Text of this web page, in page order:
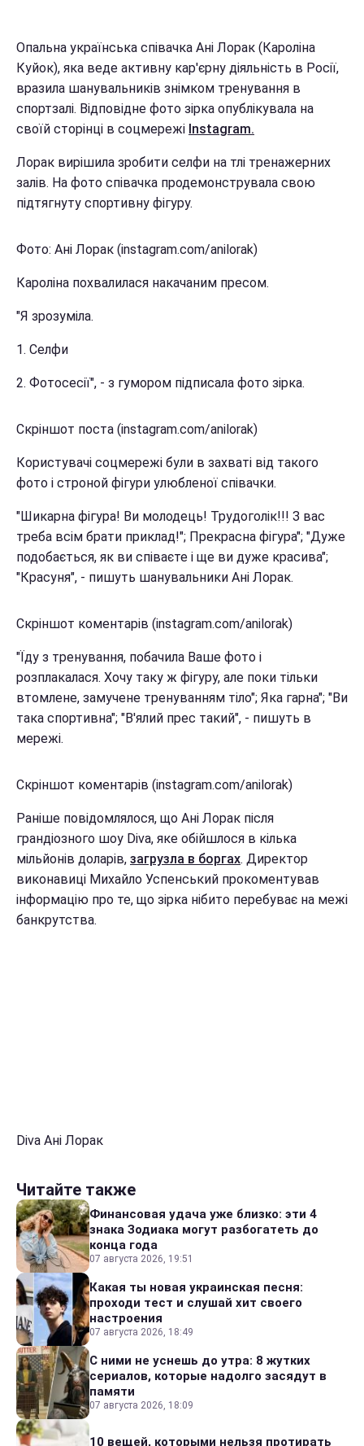
Опальна українська співачка Ані Лорак (Кароліна
Куйок), яка веде активну кар'єрну діяльність в Росії,
вразила шанувальників знімком тренування в
спортзалі. Відповідне фото зірка опублікувала на
своїй сторінці в соцмережі Instagram.
Лорак вирішила зробити селфи на тлі тренажерних
залів. На фото співачка продемонструвала свою
підтягнуту спортивну фігуру.
Фото: Ані Лорак (instagram.com/anilorak)
Кароліна похвалилася накачаним пресом.
"Я зрозуміла.
1. Селфи
2. Фотосесії", - з гумором підписала фото зірка.
Скріншот поста (instagram.com/anilorak)
Користувачі соцмережі були в захваті від такого
фото і строной фігури улюбленої співачки.
"Шикарна фігура! Ви молодець! Трудоголік!!! З вас
треба всім брати приклад!"; Прекрасна фігура"; "Дуже
подобається, як ви співаєте і ще ви дуже красива";
"Красуня", - пишуть шанувальники Ані Лорак.
Скріншот коментарів (instagram.com/anilorak)
"Їду з тренування, побачила Ваше фото і
розплакалася. Хочу таку ж фігуру, але поки тільки
втомлене, замучене тренуванням тіло"; Яка гарна"; "Ви
така спортивна"; "В'ялий прес такий", - пишуть в
мережі.
Скріншот коментарів (instagram.com/anilorak)
Раніше повідомлялося, що Ані Лорак після
грандіозного шоу Diva, яке обійшлося в кілька
мільйонів доларів, загрузла в боргах. Директор
виконавиці Михайло Успенський прокоментував
інформацію про те, що зірка нібито перебуває на межі
банкрутства.
Diva Ані Лорак
Читайте также
Финансовая удача уже близко: эти 4
знака Зодиака могут разбогатеть до
конца года
07 августа 2026, 19:51
Какая ты новая украинская песня:
проходи тест и слушай хит своего
настроения
07 августа 2026, 18:49
С ними не уснешь до утра: 8 жутких
сериалов, которые надолго засядут в
памяти
07 августа 2026, 18:09
10 вещей, которыми нельзя протирать